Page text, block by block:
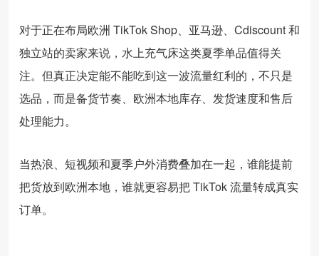
对于正在布局欧洲 TikTok Shop、亚马逊、Cdiscount 和
独立站的卖家来说，水上充气床这类夏季单品值得关
注。但真正决定能不能吃到这一波流量红利的，不只是
选品，而是备货节奏、欧洲本地库存、发货速度和售后
处理能力。
当热浪、短视频和夏季户外消费叠加在一起，谁能提前
把货放到欧洲本地，谁就更容易把 TikTok 流量转成真实
订单。